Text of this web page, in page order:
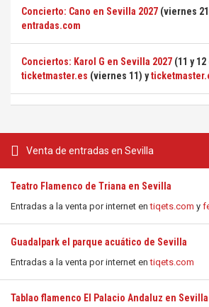
Venta de entradas en Sevilla
Teatro Flamenco de Triana en Sevilla
Entradas a la venta por internet entiqets.com y
Guadalpark el parque acuático de Sevilla
Entradas a la venta por internet entiqets.com
Tablao flamenco El Palacio Andaluz en Sevilla
Concierto: Cano en Sevilla 2027 (viernes
entradas.com
Conciertos: Karol G en Sevilla 2027 (11 y
ticketmaster.es (viernes 11) y